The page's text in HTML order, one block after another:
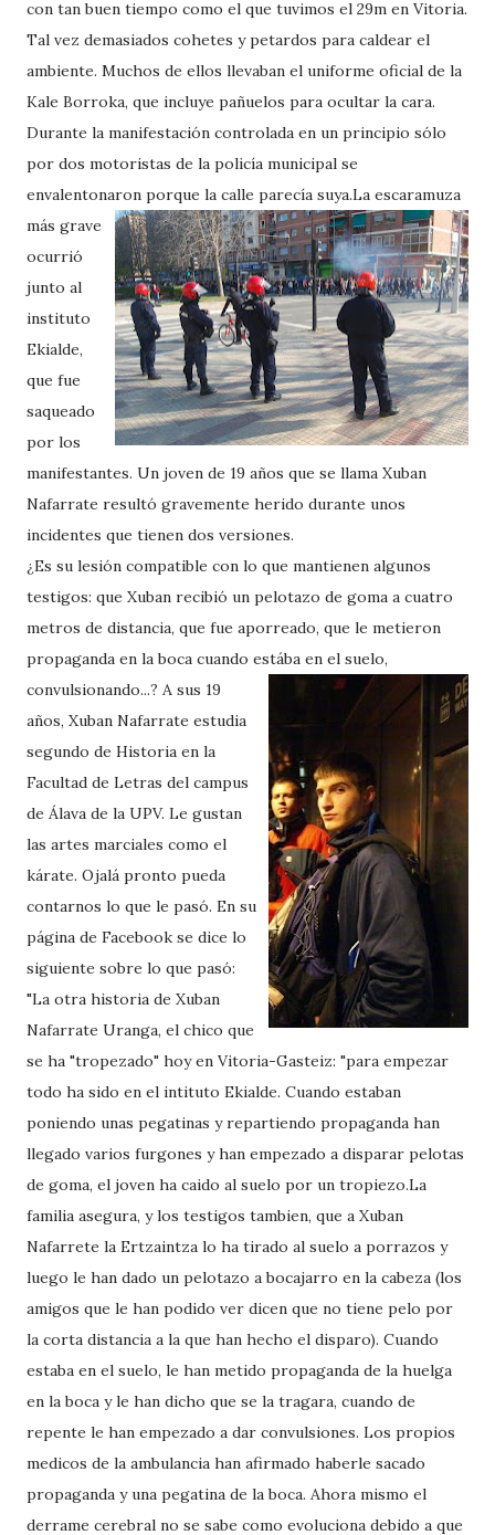
con tan buen tiempo como el que tuvimos el 29m en Vitoria.
Tal vez demasiados cohetes y petardos para caldear el
ambiente. Muchos de ellos llevaban el uniforme oficial de la
Kale Borroka, que incluye pañuelos para ocultar la cara.
Durante la manifestación controlada en un principio sólo
por dos motoristas de la policía municipal se
envalentonaron porque la calle parecía suya.La escaramuza
más grave
ocurrió
junto al
instituto
Ekialde,
que fue
saqueado
por los
manifestantes. Un joven de 19 años que se llama Xuban
Nafarrate resultó gravemente herido durante unos
incidentes que tienen dos versiones.
¿Es su lesión compatible con lo que mantienen algunos
testigos: que Xuban recibió un pelotazo de goma a cuatro
metros de distancia, que fue aporreado, que le metieron
propaganda en la boca cuando estába en el suelo,
convulsionando...? A sus 19
años, Xuban Nafarrate estudia
segundo de Historia en la
Facultad de Letras del campus
de Álava de la UPV. Le gustan
las artes marciales como el
kárate. Ojalá pronto pueda
contarnos lo que le pasó. En su
página de Facebook se dice lo
siguiente sobre lo que pasó:
"La otra historia de Xuban
Nafarrate Uranga, el chico que
se ha "tropezado" hoy en Vitoria-Gasteiz: "para empezar
todo ha sido en el intituto Ekialde. Cuando estaban
poniendo unas pegatinas y repartiendo propaganda han
llegado varios furgones y han empezado a disparar pelotas
de goma, el joven ha caido al suelo por un tropiezo.La
familia asegura, y los testigos tambien, que a Xuban
Nafarrete la Ertzaintza lo ha tirado al suelo a porrazos y
luego le han dado un pelotazo a bocajarro en la cabeza (los
amigos que le han podido ver dicen que no tiene pelo por
la corta distancia a la que han hecho el disparo). Cuando
estaba en el suelo, le han metido propaganda de la huelga
en la boca y le han dicho que se la tragara, cuando de
repente le han empezado a dar convulsiones. Los propios
medicos de la ambulancia han afirmado haberle sacado
propaganda y una pegatina de la boca. Ahora mismo el
derrame cerebral no se sabe como evoluciona debido a que